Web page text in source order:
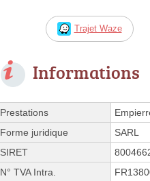
Trajet Waze
Informations
Prestations
Forme juridique
SARL
SIRET
N° TVA Intra.